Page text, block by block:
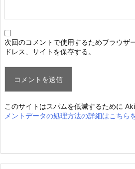
次回のコメントで使用するためブラウザ
ドレス、サイトを保存する。
このサイトはスパムを低減するために
メントデータの処理方法の詳細はこちら